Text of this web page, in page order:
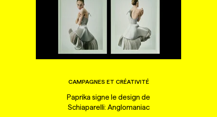
CAMPAGNES ET CRÉATIVITÉ
Paprika signe le design de
Schiaparelli: Anglomaniac